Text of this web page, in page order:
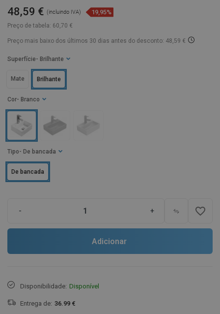
Preço de tabela: 60,70 €
48,59 € (incluindo IVA) 19,95%
Preço mais baixo dos últimos 30 dias antes do desconto: 48,59 €
Cor - Branco
Superfície - Brilhante
Mate Brilhante
Tipo - De bancada
De bancada
- + favorite_border
Adicionar
Disponibilidade: Disponível
Entrega de: 36.99 €